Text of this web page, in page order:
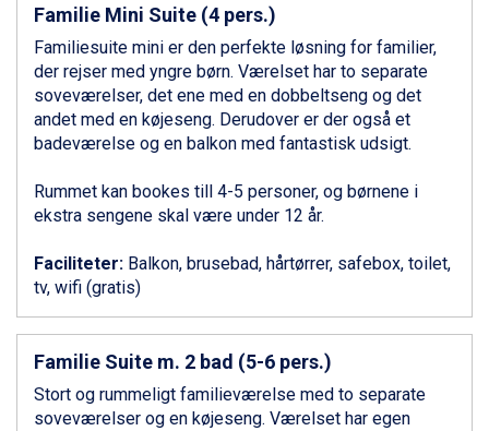
Alleghe fra DKK 5.595
Sauze dOulx fra DKK 4.045
Arabba fra DKK 7.045
La Thuile fra DKK 4.595
Cervinia fra DKK 5.295
Val Thorens fra DKK 5.395
Passo Tonale fra DKK 3.795
Saalbach fra DKK 5.945
Sölden fra DKK 8.445
Bad Hofgastein fra DKK 5.495
Champoluc fra DKK 3.795
Sestriere fra DKK 4.395
Fieberbrunn fra DKK 6.145
Wagrain fra DKK 4.645
St. Anton fra DKK 7.245
Zell am See fra DKK 4.095
Livigno fra DKK 4.145
Familie Mini Suite (4 pers.)
Familiesuite mini er den perfekte løsning for familier,
der rejser med yngre børn. Værelset har to separate
soveværelser, det ene med en dobbeltseng og det
andet med en køjeseng. Derudover er der også et
badeværelse og en balkon med fantastisk udsigt.
Rummet kan bookes till 4-5 personer, og børnene i
ekstra sengene skal være under 12 år.
Faciliteter: Balkon, brusebad, hårtørrer, safebox, toilet,
tv, wifi (gratis)
Familie Suite m. 2 bad (5-6 pers.)
Stort og rummeligt familieværelse med to separate
soveværelser og en køjeseng. Værelset har egen